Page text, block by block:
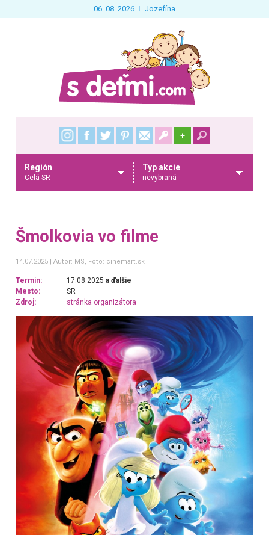
06. 08. 2026 Jozefína
+
Región
Celá SR
Typ akcie
nevybraná
Šmolkovia vo filme
14.07.2025 Autor: MS, Foto: cinemart.sk
Termín: 17.08.2025a ďalšie
Mesto:
SR
Zdroj:
stránka organizátora